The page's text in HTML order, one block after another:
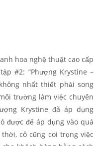
hoa nghệ thuật cao cấp
#2: “Phượng Krystine –
nhất thiết phải song
trường làm việc chuyên
Krystine đã áp dụng
được để áp dụng vào quá
cô cũng coi trọng việc